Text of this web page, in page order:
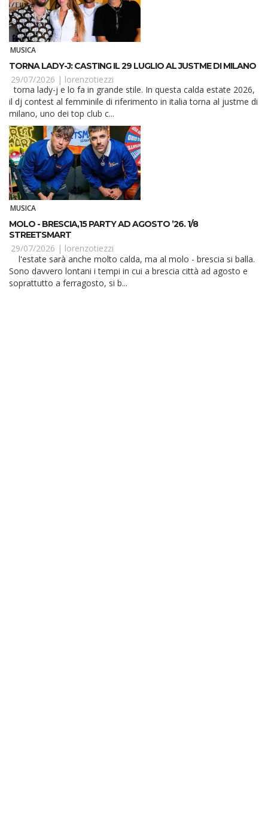
MUSICA
TORNA LADY-J: CASTING IL 29 LUGLIO AL JUSTME DI MILANO
29/07/2026 | lorenzotiezzi
torna lady-j e lo fa in grande stile. In questa calda estate 2026,
il dj contest al femminile di riferimento in italia torna al justme di
milano, uno dei top club c...
MUSICA
MOLO - BRESCIA,15 PARTY AD AGOSTO ’26. 1/8
STREETSMART
29/07/2026 | lorenzotiezzi
Sono davvero lontani i tempi in cui a brescia città ad agosto e
soprattutto a ferragosto, si b...